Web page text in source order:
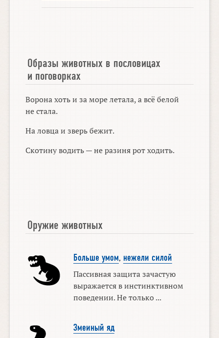
Образы животных в пословицах
и поговорках
Ворона хоть и за море летала, а всё белой
не стала.
На ловца и зверь бежит.
Скотину водить — не разиня рот ходить.
Оружие животных
Больше умом, нежели силой
Пассивная защита зачастую
выражается в инстинктивном
поведении. Не только ...
Змеиный яд